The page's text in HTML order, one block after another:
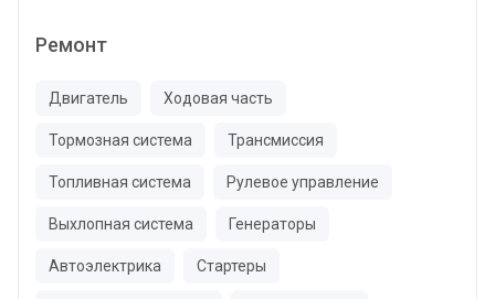
Ремонт
Двигатель Ходовая часть
Тормозная система Трансмиссия
Топливная система Рулевое управление
Выхлопная система Генераторы
Автоэлектрика Стартеры